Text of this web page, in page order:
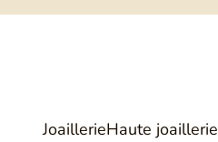
JoaillerieHaute joaillerie